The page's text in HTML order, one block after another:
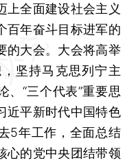
上全面建设社会主义
百年奋斗目标进军的
的大会。大会将高举
坚持马克思列宁主
、“三个代表”重要思
近平新时代中国特色
5年工作，全面总结
心的党中央团结带领